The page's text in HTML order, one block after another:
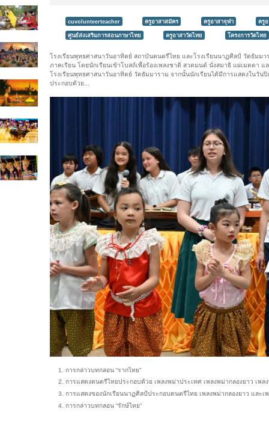
cuvolunteerteacher ครูอาสาสมัคร ครูอาสาจุฬา ครู
ศูนย์ส่งเสริมการสอนภาษาไทย ครูอาสาวัดไทย โครงการวัดไทย
โรงเรียนพุทธศาสนาวันอาทิตย์ สถาบันดนตรีไทย และโรงเรียนนาฏศิลป์ วัดธัมม
ภาคเรียน โดยนักเรียนเข้าโบสถ์เพื่อร้องเพลงชาติ สวดมนต์ นั่งสมาธิ แผ่เมตตา
โรงเรียนพุทธศาสนาวันอาทิตย์ วัดธัมมาราม จากนั้นนักเรียนได้มีการแสดงในวัน
ประกอบด้วย...
การกล่าวบทกลอน “รากไทย”
การแสดงดนตรีไทยประกอบด้วย เพลงพม่าประเทศ เพลงพม่ากลองยาว เพล
การแสดงของนักเรียนนาฏศิลป์ประกอบดนตรีไทย เพลงพม่ากลองยาว และเ
การกล่าวบทกลอน “รักษ์ไทย”